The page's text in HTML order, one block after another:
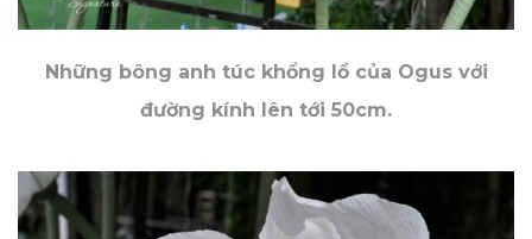
Những bông anh túc khổng lồ của Ogus với
đường kính lên tới 50cm.